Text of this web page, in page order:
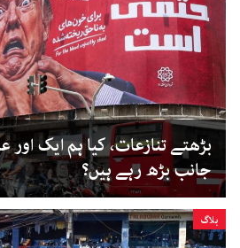
بڑھتے تنازعات، کیا ہم ایک
جانب بڑھ رہے ہیں؟
بلاگ